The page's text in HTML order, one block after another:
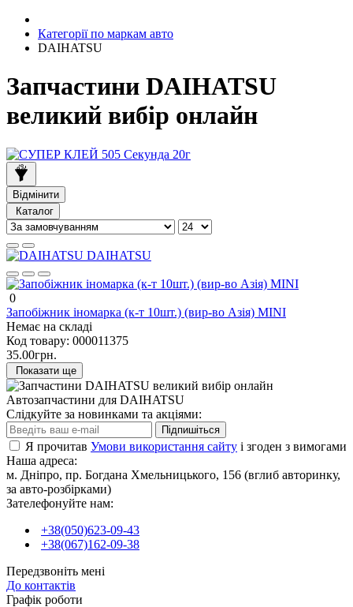
Категорії по маркам авто
DAIHATSU
Запчастини DAIHATSU
великий вибір онлайн
Відмінити
Каталог
DAIHATSU
0
Запобіжник іномарка (к-т 10шт.) (вир-во Азія) MINI
Немає на складі
Код товару: 000011375
35.00грн.
Показати ще
Автозапчастини для DAIHATSU
Слідкуйте за новинками та акціями:
Підпишіться
Я прочитав Умови використання сайту і згоден з вимогами
Наша адреса:
м. Дніпро, пр. Богдана Хмельницького, 156 (вглиб авторинку,
за авто-розбірками)
Зателефонуйте нам:
+38(050)623-09-43
+38(067)162-09-38
Передзвоніть мені
До контактів
Графік роботи